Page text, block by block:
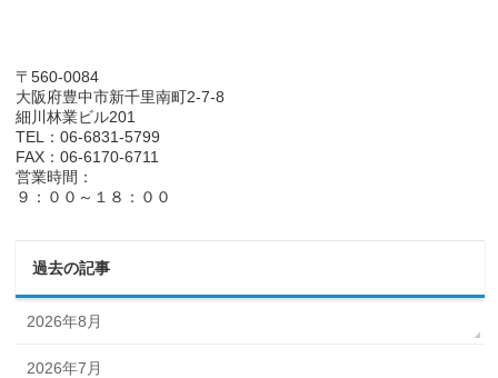
〒560-0084
大阪府豊中市新千里南町2-7-8
細川林業ビル201
TEL：06-6831-5799
FAX：06-6170-6711
営業時間：
９：００～１８：００
過去の記事
2026年8月
2026年7月